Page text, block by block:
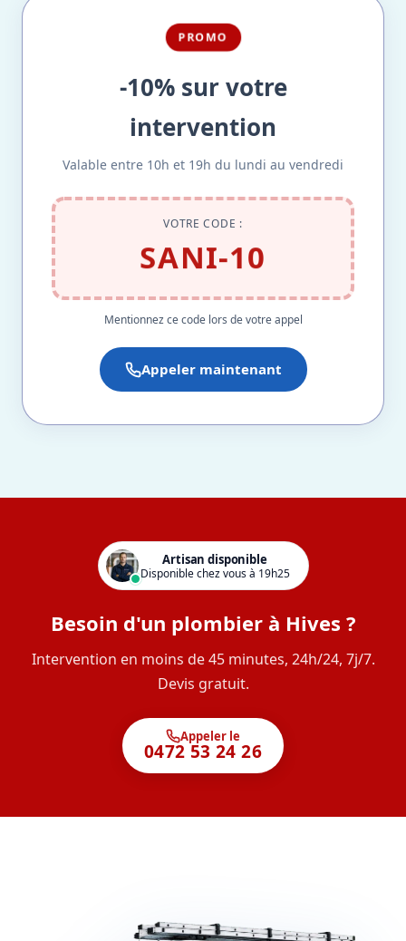
PROMO
-10% sur votre
intervention
Valable entre 10h et 19h du lundi au vendredi
VOTRE CODE :
SANI-10
Mentionnez ce code lors de votre appel
Appeler maintenant
Artisan disponible
Disponible chez vous à 19h25
Besoin d'un plombier à Hives ?
Intervention en moins de 45 minutes, 24h/24, 7j/7.
Devis gratuit.
Appeler le
0472 53 24 26